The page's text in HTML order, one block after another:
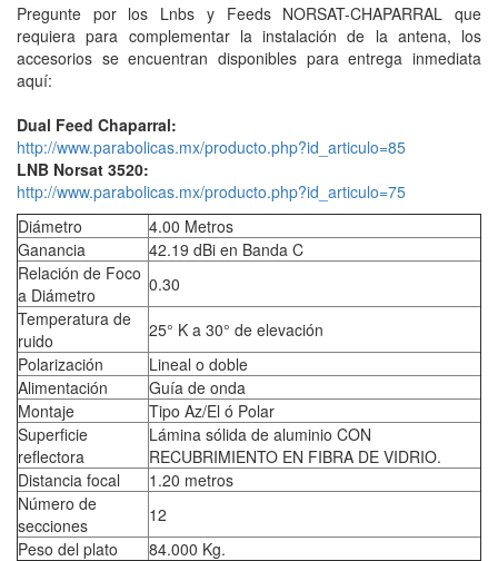
Pregunte por los Lnbs y Feeds NORSAT-CHAPARRAL que
requiera para complementar la instalación de la antena, los
accesorios se encuentran disponibles para entrega inmediata
aquí:
Dual Feed Chaparral:
http://www.parabolicas.mx/producto.php?id_articulo=85
LNB Norsat 3520:
http://www.parabolicas.mx/producto.php?id_articulo=75
Diámetro
4.00 Metros
Ganancia
42.19 dBi en Banda C
Relación de Foco
a Diámetro
0.30
Temperatura de
ruido
25° K a 30° de elevación
Polarización
Lineal o doble
Alimentación
Guía de onda
Montaje
Tipo Az/El ó Polar
Superficie
reflectora
Lámina sólida de aluminio CON
RECUBRIMIENTO EN FIBRA DE VIDRIO.
Distancia focal
1.20 metros
Número de
secciones
12
Peso del plato
84.000 Kg.